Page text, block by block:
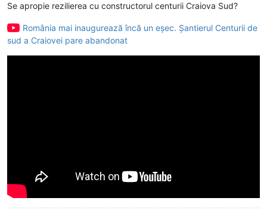
Se apropie rezilierea cu constructorul centurii Craiova Sud?
România mai inaugurează încă un eşec. Şantierul Centurii de
sud a Craiovei pare abandonat